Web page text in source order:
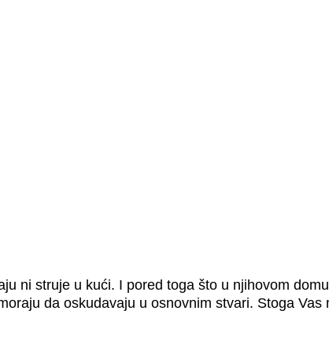
ni struje u kući. I pored toga što u njihovom
da oskudavaju u osnovnim stvari. Stoga